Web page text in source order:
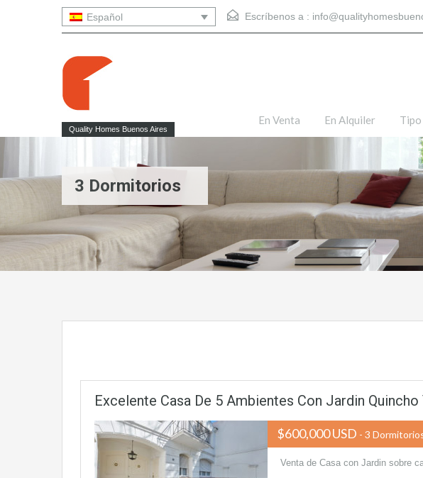
Español Escríbenos a :
Quality Homes Buenos Aires
En Venta En Alquiler Tipo
3 Dormitorios
Excelente Casa De 5 Ambientes Con Jardin Quincho
$600,000 USD - 3
Venta de Casa con Jardin sobre